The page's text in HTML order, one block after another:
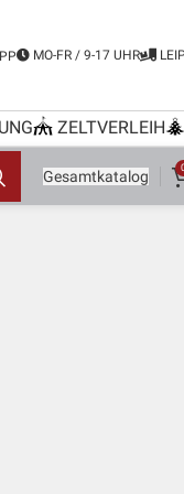
MO-FR / 9-17 UHR
ZELTVERLEIH
Gesamtkatalog